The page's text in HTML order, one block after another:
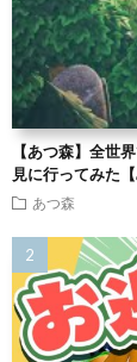
【あつ森】全世
見に行ってみた
あつ森